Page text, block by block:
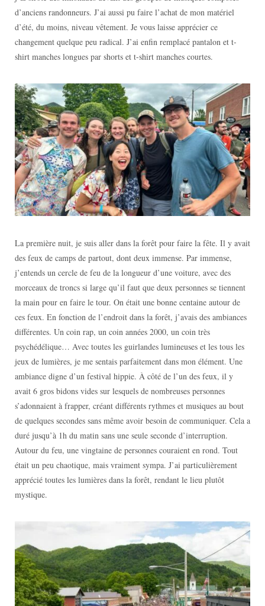
d’anciens randonneurs. J’ai aussi pu faire l’achat de mon matériel
d’été, du moins, niveau vêtement. Je vous laisse apprécier ce
changement quelque peu radical. J’ai enfin remplacé pantalon et t-
shirt manches longues par shorts et t-shirt manches courtes.
La première nuit, je suis aller dans la forêt pour faire la fête. Il y avait
des feux de camps de partout, dont deux immense. Par immense,
j’entends un cercle de feu de la longueur d’une voiture, avec des
morceaux de troncs si large qu’il faut que deux personnes se tiennent
la main pour en faire le tour. On était une bonne centaine autour de
ces feux. En fonction de l’endroit dans la forêt, j’avais des ambiances
différentes. Un coin rap, un coin années 2000, un coin très
psychédélique… Avec toutes les guirlandes lumineuses et les tous les
jeux de lumières, je me sentais parfaitement dans mon élément. Une
ambiance digne d’un festival hippie. À côté de l’un des feux, il y
avait 6 gros bidons vides sur lesquels de nombreuses personnes
s’adonnaient à frapper, créant différents rythmes et musiques au bout
de quelques secondes sans même avoir besoin de communiquer. Cela a
duré jusqu’à 1h du matin sans une seule seconde d’interruption.
Autour du feu, une vingtaine de personnes couraient en rond. Tout
était un peu chaotique, mais vraiment sympa. J’ai particulièrement
apprécié toutes les lumières dans la forêt, rendant le lieu plutôt
mystique.